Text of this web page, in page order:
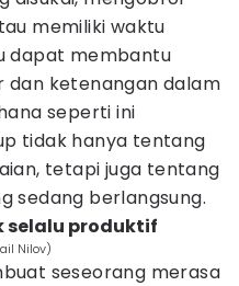
memiliki waktu
dapat membantu
dan ketenangan dalam
seperti ini
tidak hanya tentang
tetapi juga tentang
sedang berlangsung.
selalu produktif
Nilov)
seseorang merasa